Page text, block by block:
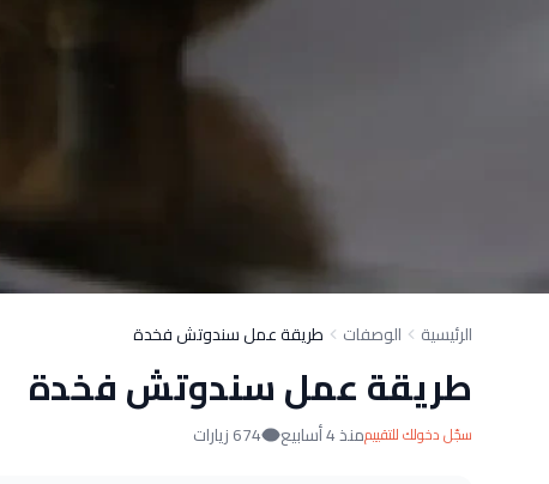
الرئيسية الوصفات طريقة عمل سندوتش فخدة
طريقة عمل سندوتش فخدة
سجّل دخولك للتقييممنذ 4 أسابيع 674 زيارات